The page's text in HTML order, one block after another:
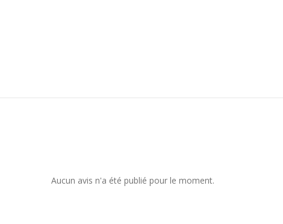
Aucun avis n'a été publié pour le moment.